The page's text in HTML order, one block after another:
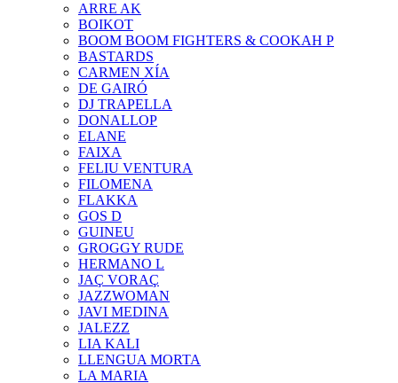
ARRE AK
BOIKOT
BOOM BOOM FIGHTERS & COOKAH P
BASTARDS
CARMEN XÍA
DE GAIRÓ
DJ TRAPELLA
DONALLOP
ELANE
FAIXA
FELIU VENTURA
FILOMENA
FLAKKA
GOS D
GUINEU
GROGGY RUDE
HERMANO L
JAÇ VORAÇ
JAZZWOMAN
JAVI MEDINA
JALEZZ
LIA KALI
LLENGUA MORTA
LA MARIA